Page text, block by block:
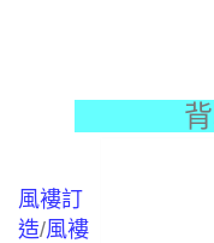
背
風褸訂
造/風褸